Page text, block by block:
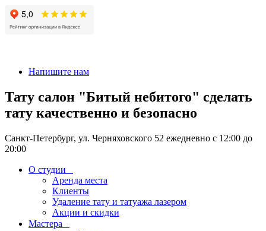
Напишите нам
Тату салон "Битый небитого" сделать
тату качественно и безопасно
Санкт-Петербург, ул. Черняховского 52 ежедневно с 12:00 до
20:00
О студии
Аренда места
Клиенты
Удаление тату и татуажа лазером
Акции и скидки
Мастера